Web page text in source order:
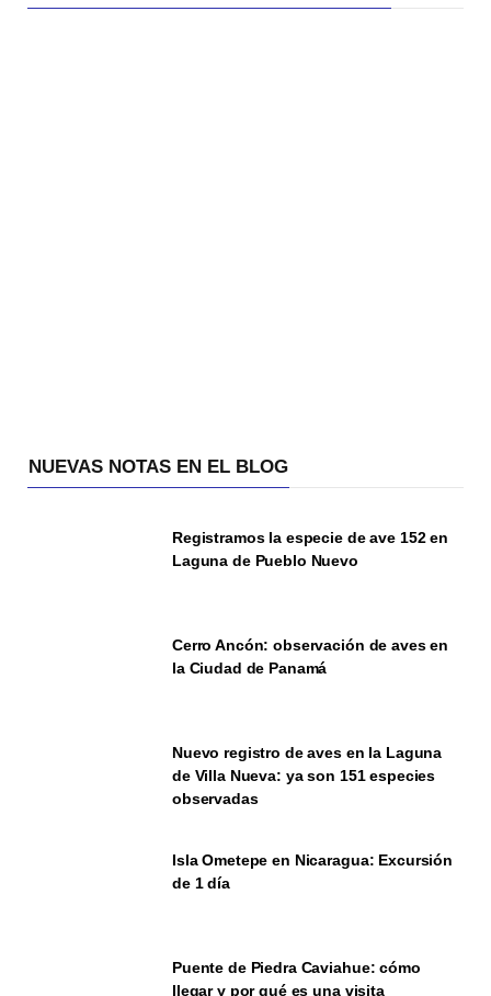
NUEVAS NOTAS EN EL BLOG
Registramos la especie de ave 152 en
Laguna de Pueblo Nuevo
Cerro Ancón: observación de aves en
la Ciudad de Panamá
Nuevo registro de aves en la Laguna
de Villa Nueva: ya son 151 especies
observadas
Isla Ometepe en Nicaragua: Excursión
de 1 día
Puente de Piedra Caviahue: cómo
llegar y por qué es una visita